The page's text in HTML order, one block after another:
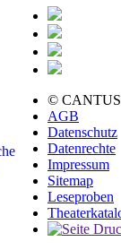
© CANTUS
AGB
Datenschutz
Datenrechte
Impressum
Sitemap
Leseproben